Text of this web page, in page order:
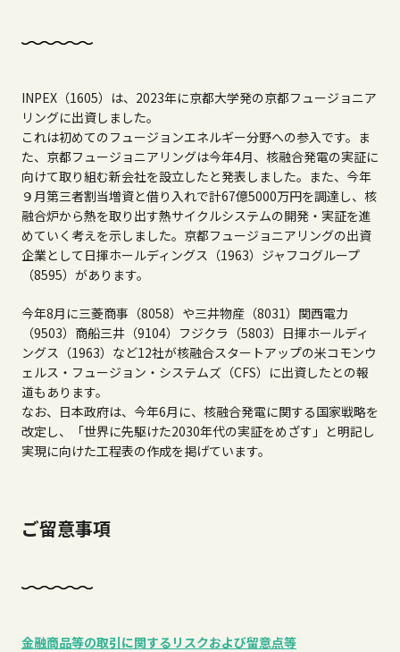
INPEX（1605）は、2023年に京都大学発の京都フュージョニア
リングに出資しました。
これは初めてのフュージョンエネルギー分野への参入です。ま
た、京都フュージョニアリングは今年4月、核融合発電の実証に
向けて取り組む新会社を設立したと発表しました。また、今年
９月第三者割当増資と借り入れで計67億5000万円を調達し、核
融合炉から熱を取り出す熱サイクルシステムの開発・実証を進
めていく考えを示しました。京都フュージョニアリングの出資
企業として日揮ホールディングス（1963）ジャフコグループ
（8595）があります。
今年8月に三菱商事（8058）や三井物産（8031）関西電力
（9503）商船三井（9104）フジクラ（5803）日揮ホールディ
ングス（1963）など12社が核融合スタートアップの米コモンウ
ェルス・フュージョン・システムズ（CFS）に出資したとの報
道もあります。
なお、日本政府は、今年6月に、核融合発電に関する国家戦略を
改定し、「世界に先駆けた2030年代の実証をめざす」と明記し
実現に向けた工程表の作成を掲げています。
ご留意事項
金融商品等の取引に関するリスクおよび留意点等